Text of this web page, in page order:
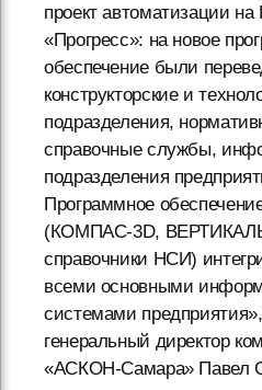
проект автоматизации
«Прогресс»: на новое
обеспечение были
конструкторские и
подразделения,
справочные службы,
подразделения
Программное
(КОМПАС-3D,
справочники НСИ)
всеми основными
системами
генеральный директор
«АСКОН-Самара» Павел